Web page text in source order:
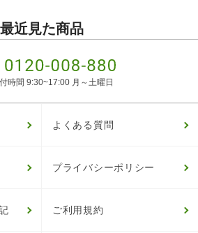
最近見た商品
時間 9:30~17:00 月～土曜日
よくある質問
プライバシーポリシー
ご利用規約